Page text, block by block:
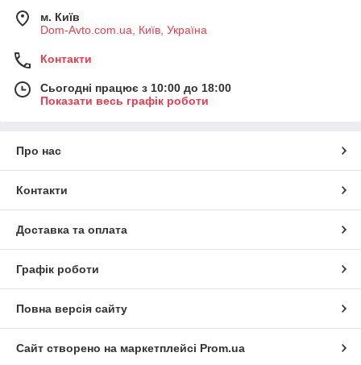
м. Київ
Dom-Avto.com.ua, Київ, Україна
Контакти
Сьогодні працює з 10:00 до 18:00
Показати весь графік роботи
Про нас
Контакти
Доставка та оплата
Графік роботи
Повна версія сайту
Сайт створено на маркетплейсі Prom.ua